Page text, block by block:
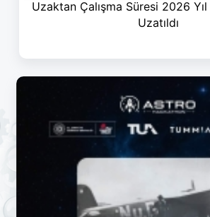
Uzaktan Çalışma Süresi 2026
Uzatıldı